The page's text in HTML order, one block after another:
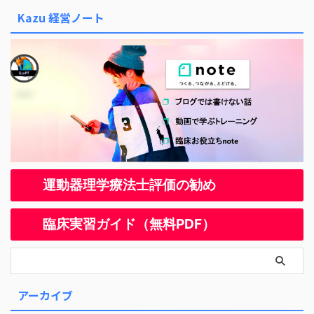
Kazu 経営ノート
運動器理学療法士評価の勧め
臨床実習ガイド（無料PDF）
アーカイブ